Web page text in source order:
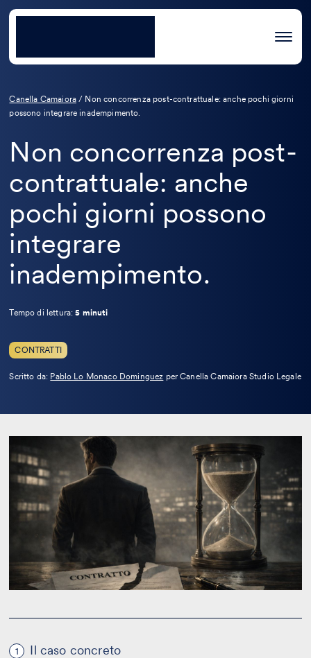
Canella Camaiora / Non concorrenza post-contrattuale: anche pochi giorni
possono integrare inadempimento.
Non concorrenza post-
contrattuale: anche
pochi giorni possono
integrare
inadempimento.
Tempo di lettura:5 minuti
CONTRATTI
Scritto da: Pablo Lo Monaco Dominguez Leggi
per Canella Camaiora Studio Legale
1 Il caso concreto